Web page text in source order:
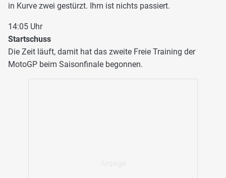
in Kurve zwei gestürzt. Ihm ist nichts passiert.
14:05 Uhr
Startschuss
Die Zeit läuft, damit hat das zweite Freie Training der
MotoGP beim Saisonfinale begonnen.